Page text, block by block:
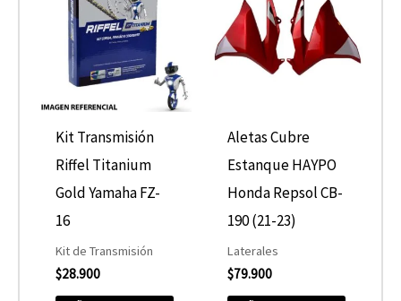
Kit Transmisión
Riffel Titanium
Gold Yamaha FZ-
16
Kit de Transmisión
$28.900
Aletas Cubre
Estanque HAYPO
Honda Repsol CB-
190 (21-23)
Laterales
$79.900